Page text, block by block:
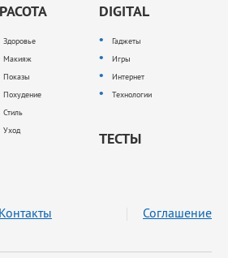
Здоровье
Макияж
Показы
Похудение
Стиль
Уход
DIGITAL
Гаджеты
Игры
Интернет
Технологии
ТЕСТЫ
Контакты Соглашение